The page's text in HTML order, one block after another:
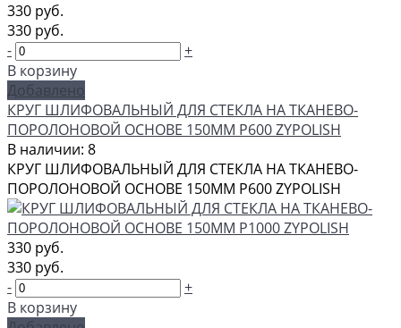
330 руб.
330 руб.
-
+
В корзину
Добавлено
КРУГ ШЛИФОВАЛЬНЫЙ ДЛЯ СТЕКЛА НА ТКАНЕВО-
ПОРОЛОНОВОЙ ОСНОВЕ 150ММ P600 ZYPOLISH
В наличии: 8
КРУГ ШЛИФОВАЛЬНЫЙ ДЛЯ СТЕКЛА НА ТКАНЕВО-
ПОРОЛОНОВОЙ ОСНОВЕ 150ММ P600 ZYPOLISH
330 руб.
330 руб.
-
+
В корзину